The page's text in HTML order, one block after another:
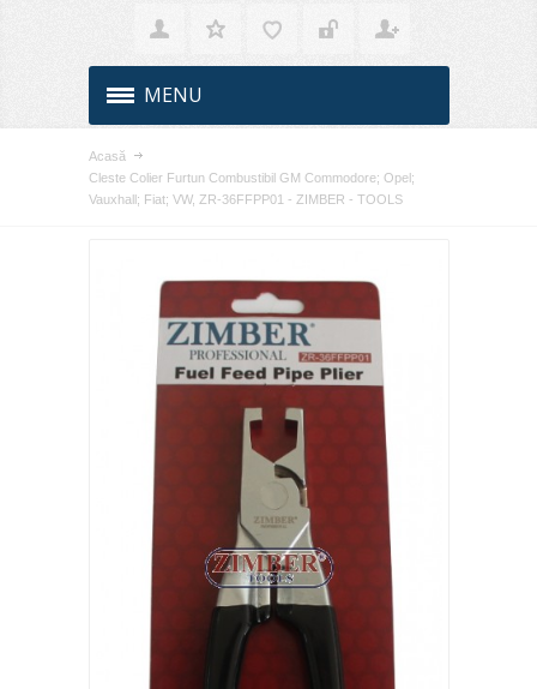
MENU
Acasă
Cleste Colier Furtun Combustibil GM Commodore; Opel;
Vauxhall; Fiat; VW, ZR-36FFPP01 - ZIMBER - TOOLS